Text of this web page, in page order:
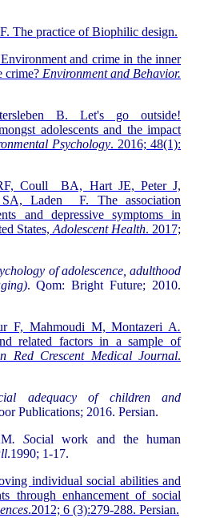
The practice of Biophilic design.
and crime in the inner
crime? Environment and Behavior.
B. Let's go outside!
adolescents and the impact
Psychology. 2016; 48(1):
Coull BA, Hart JE, Peter J,
Laden F. The association
and depressive symptoms in
States, Adolescent Health. 2017;
of adolescence, adulthood
. Qom: Bright Future; 2010.
F, Mahmoudi M, Montazeri A.
related factors in a sample of
Red Crescent Medical Journal.
adequacy of children and
Publications; 2016. Persian.
. Social work and the human
.1990; 1-17.
individual social abilities and
through enhancement of social
.2012; 6 (3):279-288. Persian.